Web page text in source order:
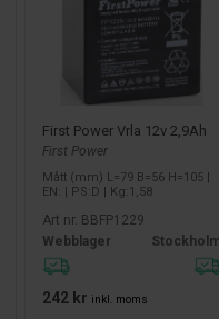
användbar energi men
blytekniker
Systemspänning:
Laddprofil:batteriet
solcellsregulatorn
Off grid batteri
Medoff grid batteri
fritidshus, husvagn/husbil
utan nätanslutning. Här är
på cykelliv och robusthet
First Power Vrla 12v 2,9Ah
First Power
Mått (mm) L=79 B=56 H=105 |
EN: | PS:D | Kg:1,58
Art nr. BBFP1229
Webblager
242 kr inkl. moms